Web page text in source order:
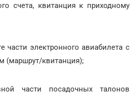
счета, квитанция к приходному
части электронного авиабилета с
(маршрут/квитанция);
части посадочных талонов